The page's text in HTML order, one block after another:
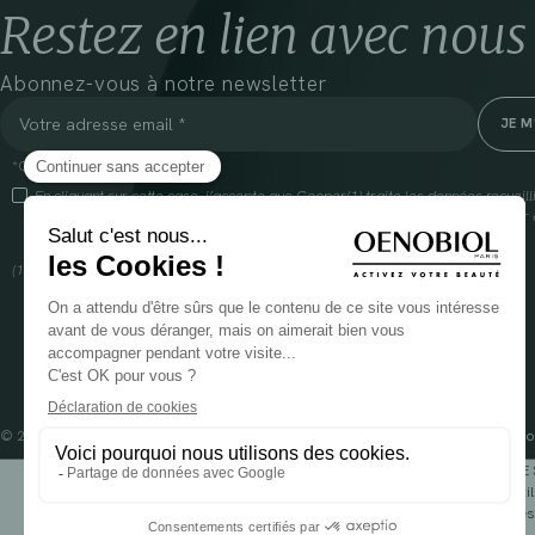
Restez en lien avec nous
Abonnez-vous à notre newsletter
*Champs obligatoires
En cliquant sur cette case, j’accepte que Cooper(1) traite les données
communiquer des informations commerciales sur ses produits et offres.
gestion de vos données et vos droits, rendez-vousici
(1) Coopération pharmaceutique Française, RCS Melun 399 227 636
© 2024 OENOBIOL PARIS
POUR
Les complément alimentaires doivent être